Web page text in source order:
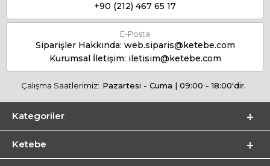
+90 (212) 467 65 17
E-Posta
Siparişler Hakkında: web.siparis@ketebe.com
Kurumsal İletişim: iletisim@ketebe.com
Çalışma Saatlerimiz: Pazartesi - Cuma | 09:00 - 18:00'dir.
Kategoriler
Ketebe